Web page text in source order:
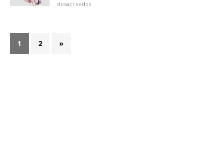
desactivados
1 2 »